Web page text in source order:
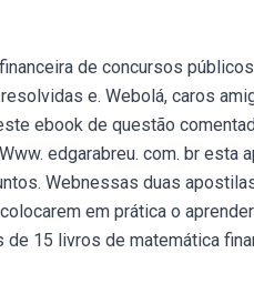
de concursos
e. Webolá, caros
ebook de questão
edgarabreu. com. br
Webnessas duas
em prática o
15 livros de matemática